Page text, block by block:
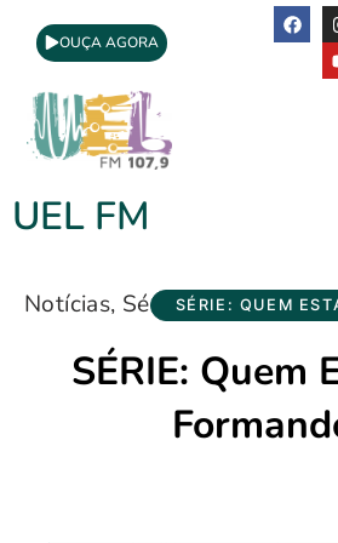
OUÇA AGORA
UEL FM
Notícias, SérieSÉRIE: QUEM
SÉRIE: Quem